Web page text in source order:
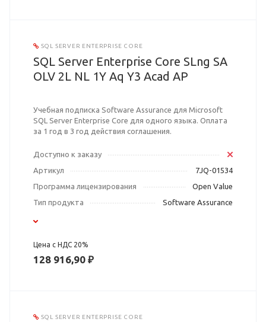
SQL SERVER ENTERPRISE CORE
SQL Server Enterprise Core SLng SA
OLV 2L NL 1Y Aq Y3 Acad AP
Учебная подписка Software Assurance для Microsoft
SQL Server Enterprise Core для одного языка. Оплата
за 1 год в 3 год действия соглашения.
Доступно к заказу
Артикул
7JQ-01534
Программа лицензирования
Open Value
Тип продукта
Software Assurance
Цена с НДС 20%
128 916,90 ₽
SQL SERVER ENTERPRISE CORE